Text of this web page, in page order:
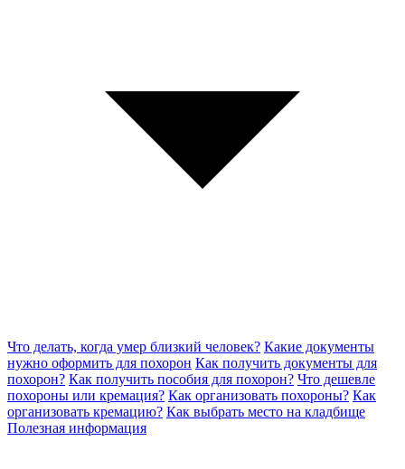
Что делать, когда умер близкий человек? Какие документы
нужно оформить для похорон Как получить документы для
похорон? Как получить пособия для похорон? Что дешевле
похороны или кремация? Как организовать похороны? Как
организовать кремацию? Как выбрать место на кладбище
Полезная информация